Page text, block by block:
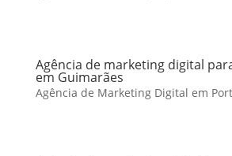
Agência de marketing digital
em Guimarães
Agência de Marketing Digital em